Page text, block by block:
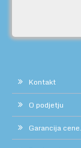
Kontakt
O podjetju
Garancija